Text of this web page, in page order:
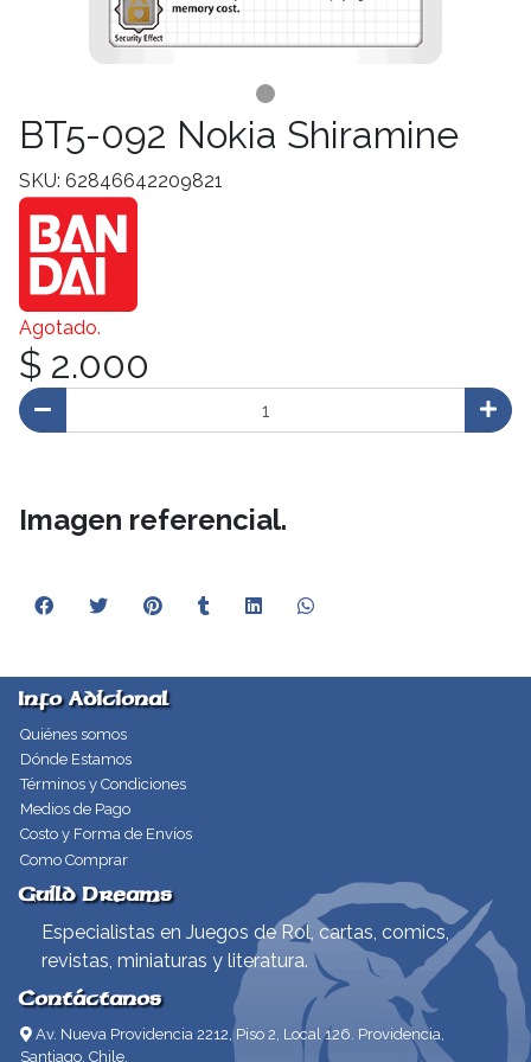
BT5-092 Nokia Shiramine
SKU: 62846642209821
Agotado.
$ 2.000
Imagen referencial.
Info Adicional
Quiénes somos
Dónde Estamos
Términos y Condiciones
Medios de Pago
Costo y Forma de Envíos
Como Comprar
Guild Dreams
Especialistas en Juegos de Rol, cartas, comics,
revistas, miniaturas y literatura.
Contáctanos
Av. Nueva Providencia 2212, Piso 2, Local 126. Providencia,
Santiago, Chile.